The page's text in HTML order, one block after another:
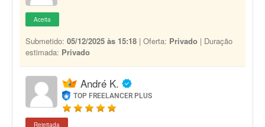
Aceita
Submetido: 05/12/2025 às 15:18 | Oferta: Privado | Duração
estimada: Privado
André K.
TOP FREELANCER PLUS
Rejeitada